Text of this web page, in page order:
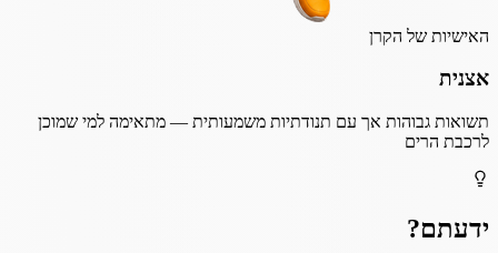
האישיות של הקרן
אצנית
תשואות גבוהות אך עם תנודתיות משמעותית — מתאימה למי שמוכן
לרכבת הרים
ידעתם?